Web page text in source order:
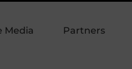
Hoe een
Media Partners